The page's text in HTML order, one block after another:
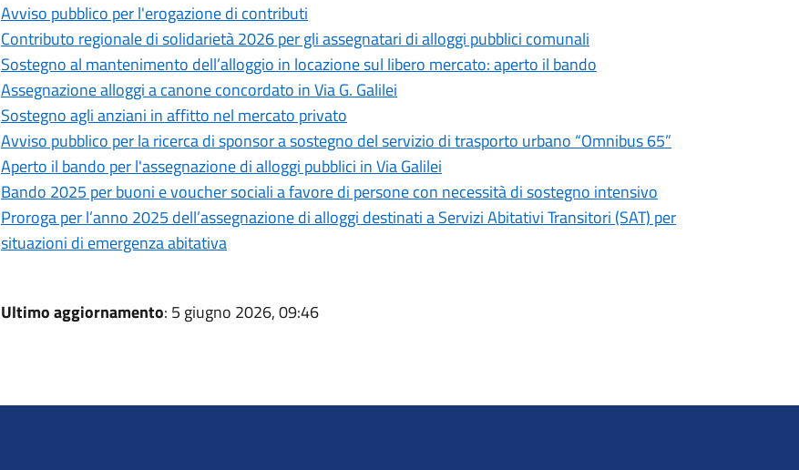
Avviso pubblico per l'erogazione di contributi
Contributo regionale di solidarietà 2026 per gli assegnatari di alloggi pubblici comunali
Sostegno al mantenimento dell’alloggio in locazione sul libero mercato: aperto il bando
Assegnazione alloggi a canone concordato in Via G. Galilei
Sostegno agli anziani in affitto nel mercato privato
Avviso pubblico per la ricerca di sponsor a sostegno del servizio di trasporto urbano “Omnibus 65”
Aperto il bando per l'assegnazione di alloggi pubblici in Via Galilei
Bando 2025 per buoni e voucher sociali a favore di persone con necessità di sostegno intensivo
Proroga per l’anno 2025 dell’assegnazione di alloggi destinati a Servizi Abitativi Transitori (SAT) per
situazioni di emergenza abitativa
Ultimo aggiornamento: 5 giugno 2026, 09:46